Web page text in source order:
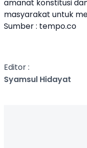
amanat konstitusi
masyarakat untuk
Sumber : tempo.co
Editor :
Syamsul Hidayat